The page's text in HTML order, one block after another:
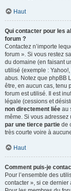
Haut
Qui contacter pour les
forum ?
Contactez n’importe
forum ». Si vous restez
du domaine (en faisant
utilisé (exemple :
abus. Notez que phpBB
être, en aucun cas, tenu
forum est utilisé. Il est
légale (cessions et
non directement liée au
même. Si vous adressez
par une tierce partie de
très courte voire à
Haut
Comment puis-je
Pour l’ensemble des
contacter », si ce dernier